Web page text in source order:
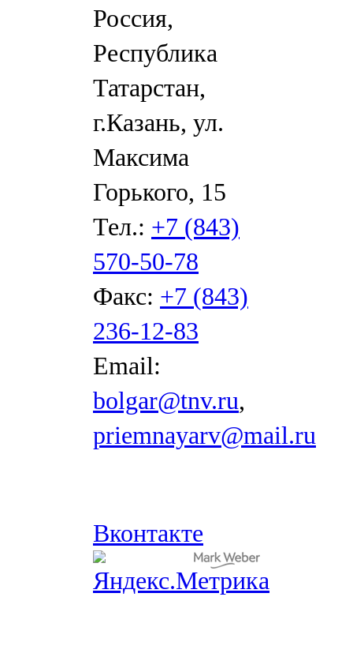
Россия,
Республика
Татарстан,
г.Казань, ул.
Максима
Горького, 15
Тел.: +7 (843)
570-50-78
Факс: +7 (843)
236-12-83
Email:
bolgar@tnv.ru,
priemnayarv@mail.ru
Вконтакте